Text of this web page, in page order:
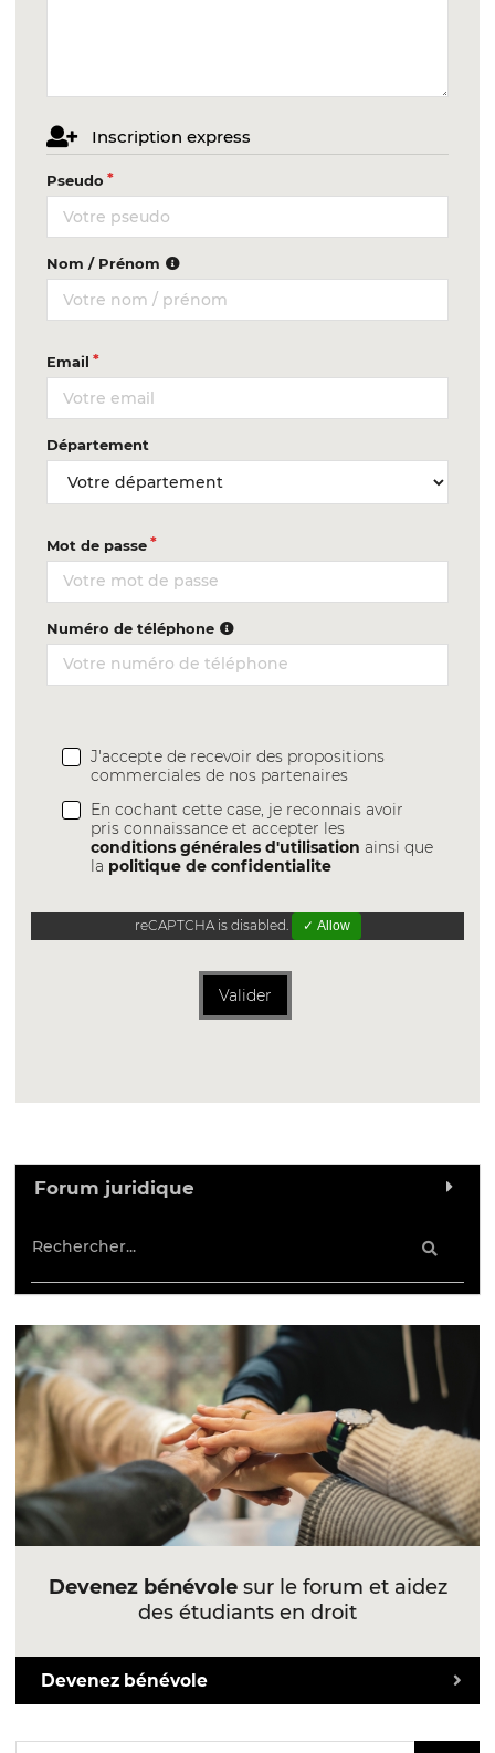
Inscription express
Pseudo
Nom / Prénom
Email
Département
Mot de passe
Numéro de téléphone
J'accepte de recevoir des propositions
commerciales de nos partenaires
En cochant cette case, je reconnais avoir
pris connaissance et accepter les
conditions générales d'utilisation ainsi que
la politique de confidentialite
reCAPTCHA is disabled. ✓ Allow
Valider
Forum juridique
Devenez bénévolesur le forum et aidez
des étudiants en droit
Devenez bénévole